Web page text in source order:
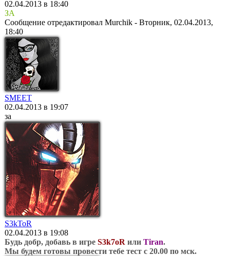
02.04.2013 в 18:40
ЗА
Сообщение отредактировал Murchik - Вторник, 02.04.2013,
18:40
SMEET
02.04.2013 в 19:07
за
S3kToR
02.04.2013 в 19:08
Будь добр, добавь в игре S3k7oR или Tiran.
Мы будем готовы провести тебе тест с 20.00 по мск.